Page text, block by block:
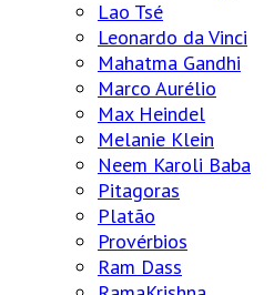
Lao Tsé
Leonardo da Vinci
Mahatma Gandhi
Marco Aurélio
Max Heindel
Melanie Klein
Neem Karoli Baba
Pitagoras
Platão
Provérbios
Ram Dass